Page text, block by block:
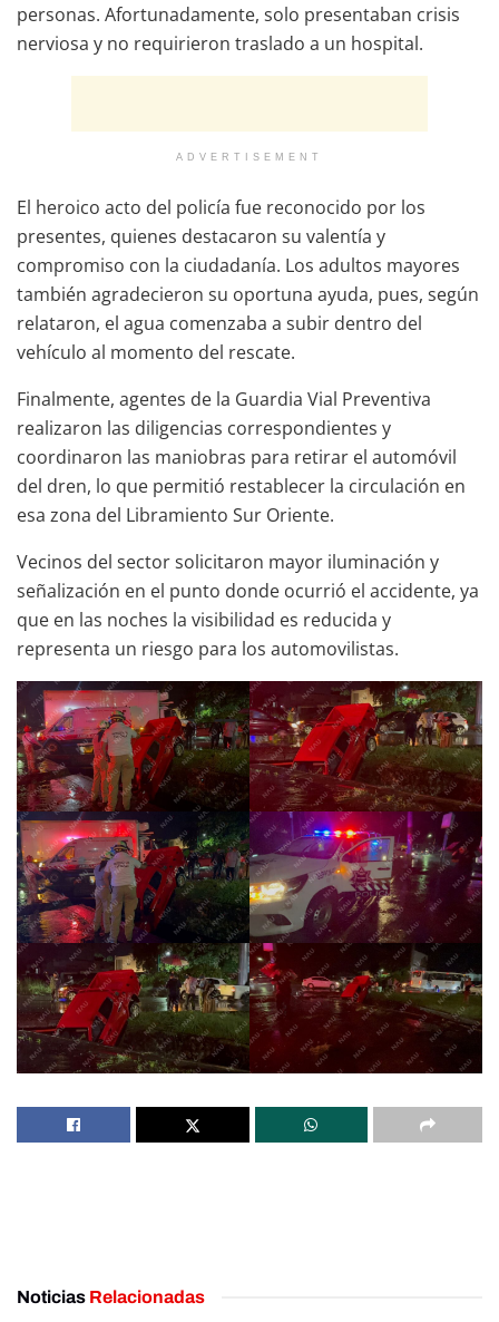
personas. Afortunadamente, solo presentaban crisis
nerviosa y no requirieron traslado a un hospital.
ADVERTISEMENT
El heroico acto del policía fue reconocido por los
presentes, quienes destacaron su valentía y
compromiso con la ciudadanía. Los adultos mayores
también agradecieron su oportuna ayuda, pues, según
relataron, el agua comenzaba a subir dentro del
vehículo al momento del rescate.
Finalmente, agentes de la Guardia Vial Preventiva
realizaron las diligencias correspondientes y
coordinaron las maniobras para retirar el automóvil
del dren, lo que permitió restablecer la circulación en
esa zona del Libramiento Sur Oriente.
Vecinos del sector solicitaron mayor iluminación y
señalización en el punto donde ocurrió el accidente, ya
que en las noches la visibilidad es reducida y
representa un riesgo para los automovilistas.
Noticias Relacionadas